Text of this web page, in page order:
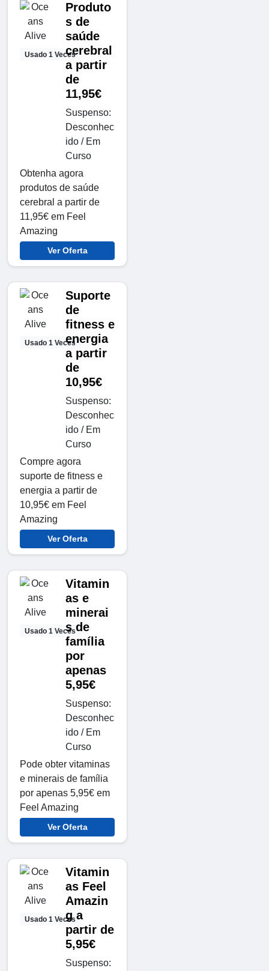
Usado 1 Veces
Produto
s de
saúde
cerebral
a partir
de
11,95€
Suspenso:
Desconhec
ido / Em
Curso
Obtenha agora
produtos de saúde
cerebral a partir de
11,95€ em Feel
Amazing
Ver Oferta
Usado 1 Veces
Suporte
de
fitness e
energia
a partir
de
10,95€
Suspenso:
Desconhec
ido / Em
Curso
Compre agora
suporte de fitness e
energia a partir de
10,95€ em Feel
Amazing
Ver Oferta
Usado 1 Veces
Vitamin
as e
minerai
s de
família
por
apenas
5,95€
Suspenso:
Desconhec
ido / Em
Curso
Pode obter vitaminas
e minerais de família
por apenas 5,95€ em
Feel Amazing
Ver Oferta
Usado 1 Veces
Vitamin
as Feel
Amazin
g a
partir de
5,95€
Suspenso: